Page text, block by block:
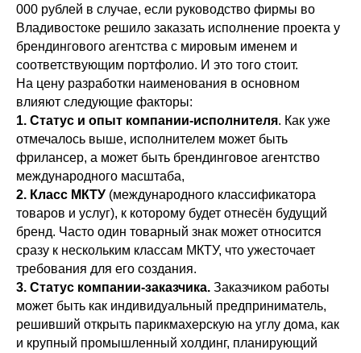
000 рублей в случае, если руководство фирмы во
Владивостоке решило заказать исполнение проекта у
брендингового агентства с мировым именем и
соответствующим портфолио. И это того стоит.
На цену разработки наименования в основном
влияют следующие факторы:
1. Статус и опыт компании-исполнителя. Как уже
отмечалось выше, исполнителем может быть
фрилансер, а может быть брендинговое агентство
международного масштаба,
2. Класс МКТУ (международного классификатора
товаров и услуг), к которому будет отнесён будущий
бренд. Часто один товарный знак может относится
сразу к нескольким классам МКТУ, что ужесточает
требования для его создания.
3. Статус компании-заказчика. Заказчиком работы
может быть как индивидуальный предприниматель,
решивший открыть парикмахерскую на углу дома, как
и крупный промышленный холдинг, планирующий